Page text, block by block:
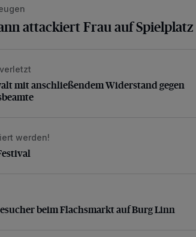
attackiert Frau auf Spielplatz
mit anschließendem Widerstand gegen
mit anschließendem Widerstand gegen
werden!
beim Flachsmarkt auf Burg Linn
beim Flachsmarkt auf Burg Linn